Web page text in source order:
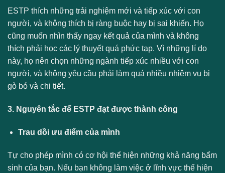
ESTP thích những trải nghiệm mới và tiếp xúc với con
người, và không thích bị ràng buộc hay bị sai khiến. Họ
cũng muốn nhìn thấy ngay kết quả của mình và không
thích phải học các lý thuyết quá phức tạp. Vì những lí do
này, họ nên chọn những ngành tiếp xúc nhiều với con
người, và không yêu cầu phải làm quá nhiều nhiệm vụ bị
gò bó và chi tiết.
3. Nguyên tắc để ESTP đạt được thành công
Trau dồi ưu điểm của mình
Tự cho phép mình có cơ hội thể hiện những khả năng bẩm
sinh của bạn. Nếu bạn không làm việc ở lĩnh vực thể hiện